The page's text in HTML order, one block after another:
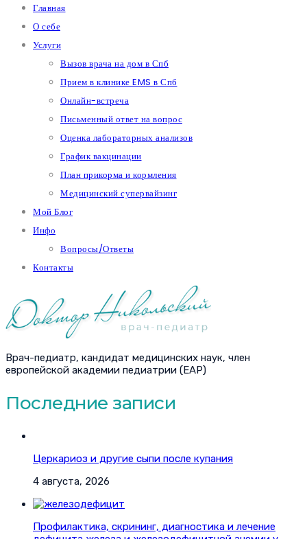
Главная
О себе
Услуги
Вызов врача на дом в Спб
Прием в клинике EMS в Спб
Онлайн-встреча
Письменный ответ на вопрос
Оценка лабораторных анализов
График вакцинации
План прикорма и кормления
Медицинский супервайзинг
Мой Блог
Инфо
Вопросы/Ответы
Контакты
Врач-педиатр, кандидат медицинских наук, член
европейской академии педиатрии (EAP)
Последние записи
Церкариоз и другие сыпи после купания
4 августа, 2026
Профилактика, скрининг, диагностика и лечение